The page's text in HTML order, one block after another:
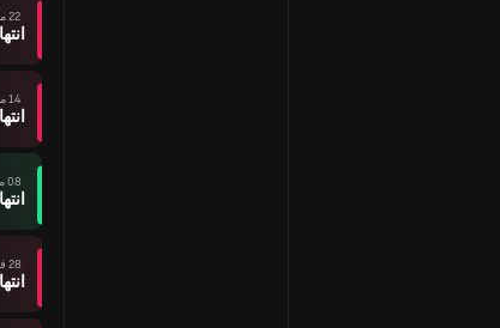
22 مارس
14 مارس
08 مارس
28 فبراير